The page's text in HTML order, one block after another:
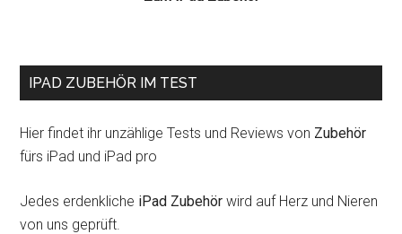
IPAD ZUBEHÖR IM TEST
Hier findet ihr unzählige Tests und Reviews von Zubehör
fürs iPad und iPad pro
Jedes erdenkliche iPad Zubehör wird auf Herz und Nieren
von uns geprüft.